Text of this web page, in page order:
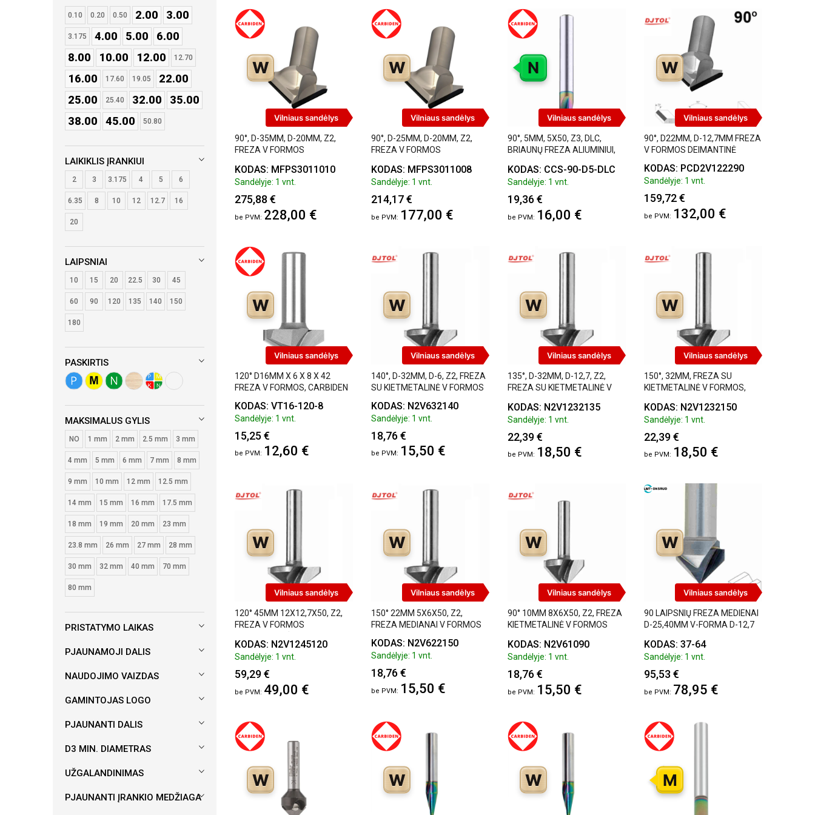
W
Vilniaus sandėlys
90°, D-35MM, D-20MM, Z2,
FREZA V FORMOS
KODAS: MFPS3011010
Sandėlyje: 1 vnt.
275,88 €
228,00 €
W
Vilniaus sandėlys
90°, D-25MM, D-20MM, Z2,
FREZA V FORMOS
KODAS: MFPS3011008
Sandėlyje: 1 vnt.
214,17 €
177,00 €
N
Vilniaus sandėlys
90°, 5MM, 5X50, Z3, DLC,
BRIAUNŲ FREZA ALIUMINIUI,
KODAS: CCS-90-D5-DLC
Sandėlyje: 1 vnt.
19,36 €
16,00 €
W
Vilniaus sandėlys
90°, D22MM, D-12,7MM FREZA
V FORMOS DEIMANTINĖ
KODAS: PCD2V122290
Sandėlyje: 1 vnt.
159,72 €
132,00 €
W
Vilniaus sandėlys
120° D16MM X 6 X 8 X 42
FREZA V FORMOS, CARBIDEN
KODAS: VT16-120-8
Sandėlyje: 1 vnt.
15,25 €
12,60 €
W
Vilniaus sandėlys
140°, D-32MM, D-6, Z2, FREZA
SU KIETMETALINĖ V FORMOS
KODAS: N2V632140
Sandėlyje: 1 vnt.
18,76 €
15,50 €
W
Vilniaus sandėlys
135°, D-32MM, D-12,7, Z2,
FREZA SU KIETMETALINĖ V
KODAS: N2V1232135
Sandėlyje: 1 vnt.
22,39 €
18,50 €
W
Vilniaus sandėlys
150°, 32MM, FREZA SU
KIETMETALINĖ V FORMOS,
KODAS: N2V1232150
Sandėlyje: 1 vnt.
22,39 €
18,50 €
W
Vilniaus sandėlys
120° 45MM 12X12,7X50, Z2,
FREZA V FORMOS
KODAS: N2V1245120
Sandėlyje: 1 vnt.
59,29 €
49,00 €
W
Vilniaus sandėlys
150° 22MM 5X6X50, Z2,
FREZA MEDIANAI V FORMOS
KODAS: N2V622150
Sandėlyje: 1 vnt.
18,76 €
15,50 €
W
Vilniaus sandėlys
90° 10MM 8X6X50, Z2, FREZA
KIETMETALINĖ V FORMOS
KODAS: N2V61090
Sandėlyje: 1 vnt.
18,76 €
15,50 €
W
Vilniaus sandėlys
90 LAIPSNIŲ FREZA MEDIENAI
D-25,40MM V-FORMA D-12,7
KODAS: 37-64
Sandėlyje: 1 vnt.
95,53 €
78,95 €
W W W M
0.10 0.20 0.50 2.00 3.00
3.175 4.00 5.00
6.00
8.00
10.00 12.00 12.70
16.00 17.60 19.05
22.00
25.00
25.40 32.00
35.00
38.00
45.00 50.80
LAIKIKLIS ĮRANKIUI
2 3 3.175 4 5 6
6.35 8 10 12 12.7 16
20
LAIPSNIAI
10 15 20 22.5 30 45
60 90 120 135 140 150
180
PASKIRTIS
MAKSIMALUS GYLIS
NO 1 mm 2 mm 2.5 mm 3 mm
4 mm 5 mm 6 mm 7 mm 8 mm
9 mm 10 mm 12 mm 12.5 mm
14 mm 15 mm 16 mm 17.5 mm
18 mm 19 mm 20 mm 23 mm
23.8 mm 26 mm 27 mm 28 mm
30 mm 32 mm 40 mm 70 mm
80 mm
PRISTATYMO LAIKAS
PJAUNAMOJI DALIS
NAUDOJIMO VAIZDAS
GAMINTOJAS LOGO
PJAUNANTI DALIS
D3 MIN. DIAMETRAS
UŽGALANDINIMAS
PJAUNANTI ĮRANKIO MEDŽIAGA